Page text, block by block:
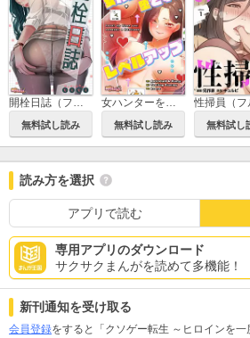
開栓日誌（フルカラー）
無料試し読み
女ハンターを堕とすとレベルアップ（フルカラー）
無料試し読み 無料試し
読み方を選択
アプリで読む
専用アプリのダウンロード
サクサクまんがを読めて多機能！
新刊通知を受け取る
会員登録をすると「クソゲー転生 ～ヒロインを